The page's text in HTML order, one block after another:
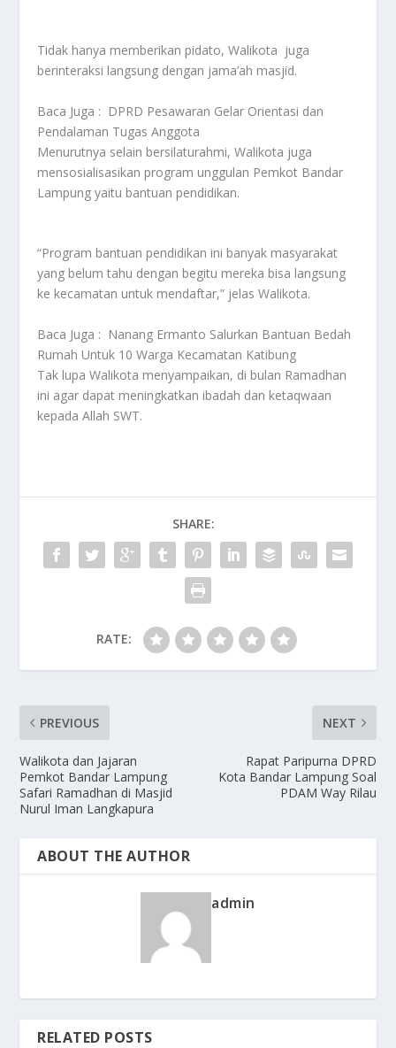
Tidak hanya memberikan pidato, Walikota juga
berinteraksi langsung dengan jama’ah masjid.
Baca Juga : DPRD Pesawaran Gelar Orientasi dan
Pendalaman Tugas Anggota
Menurutnya selain bersilaturahmi, Walikota juga
mensosialisasikan program unggulan Pemkot Bandar
Lampung yaitu bantuan pendidikan.
“Program bantuan pendidikan ini banyak masyarakat
yang belum tahu dengan begitu mereka bisa langsung
ke kecamatan untuk mendaftar,” jelas Walikota.
Baca Juga : Nanang Ermanto Salurkan Bantuan Bedah
Rumah Untuk 10 Warga Kecamatan Katibung
Tak lupa Walikota menyampaikan, di bulan Ramadhan
ini agar dapat meningkatkan ibadah dan ketaqwaan
kepada Allah SWT.
SHARE:
RATE:
PREVIOUS
Walikota dan Jajaran
Pemkot Bandar Lampung
Safari Ramadhan di Masjid
Nurul Iman Langkapura
NEXT
Rapat Paripurna DPRD
Kota Bandar Lampung Soal
PDAM Way Rilau
ABOUT THE AUTHOR
admin
RELATED POSTS